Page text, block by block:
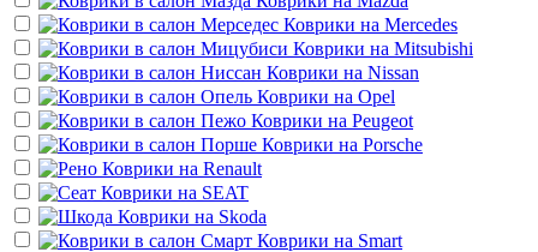
Коврики на Mercedes
Коврики на Mitsubishi
Коврики на Nissan
Коврики на Opel
Коврики на Peugeot
Коврики на Porsche
Коврики на Renault
Коврики на SEAT
Коврики на Skoda
Коврики на Smart